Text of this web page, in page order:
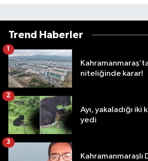
Trend Haberler
niteliğinde karar!
1
Ayı, yakaladığı
yedi
2
3